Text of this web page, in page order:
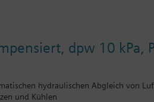
dpw 10 kPa,
hydraulischen Abgleich von
und Kühlen